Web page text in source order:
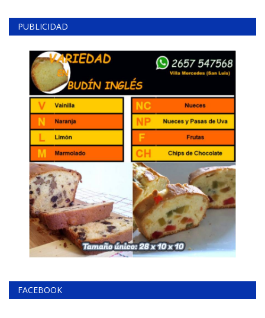
PUBLICIDAD
FACEBOOK